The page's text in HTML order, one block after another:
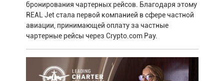
бронирования чартерных рейсов. Благодаря этому
REAL Jet стала первой компанией в сфере частной
авиации, принимающей оплату за частные
чартерные рейсы через Crypto.com Pay.